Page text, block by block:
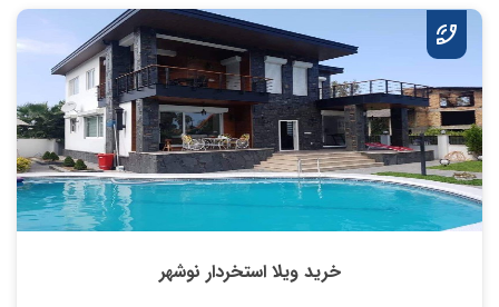
خرید ویلا استخردار نوشهر